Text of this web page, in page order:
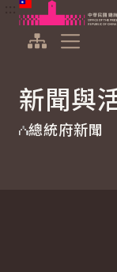
跳到主要內容
中華民國總統府
新聞與
總統府新聞